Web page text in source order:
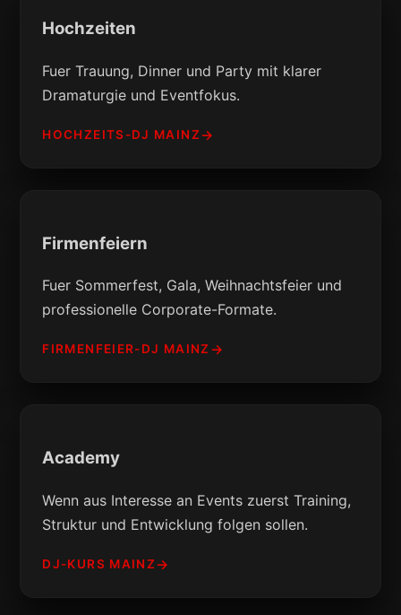
Hochzeiten
Fuer Trauung, Dinner und Party mit klarer
Dramaturgie und Eventfokus.
HOCHZEITS-DJ MAINZ
Firmenfeiern
Fuer Sommerfest, Gala, Weihnachtsfeier und
professionelle Corporate-Formate.
FIRMENFEIER-DJ MAINZ
Academy
Wenn aus Interesse an Events zuerst Training,
Struktur und Entwicklung folgen sollen.
DJ-KURS MAINZ